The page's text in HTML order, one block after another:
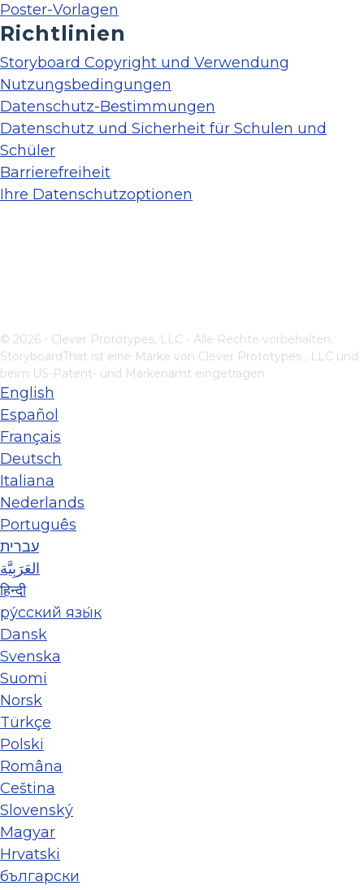
Poster-Vorlagen
Richtlinien
Storyboard Copyright und Verwendung
Nutzungsbedingungen
Datenschutz-Bestimmungen
Datenschutz und Sicherheit für Schulen und
Schüler
Barrierefreiheit
Ihre Datenschutzoptionen
© 2026 - Clever Prototypes, LLC - Alle Rechte vorbehalten.
StoryboardThat ist eine Marke von Clever Prototypes , LLC und
beim US-Patent- und Markenamt eingetragen
English
Español
Français
Deutsch
Italiana
Nederlands
Português
עברית
العَرَبِيَّة
हिन्दी
ру́сский язы́к
Dansk
Svenska
Suomi
Norsk
Türkçe
Polski
Româna
Ceština
Slovenský
Magyar
Hrvatski
български